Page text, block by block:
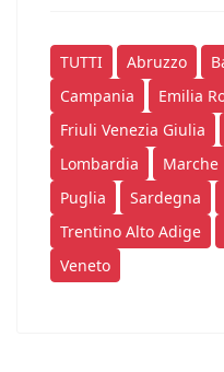
TUTTI Abruzzo
Campania
Emilia
Friuli Venezia Giulia
Lombardia
Marche
Puglia
Sardegna
Trentino Alto Adige
Veneto